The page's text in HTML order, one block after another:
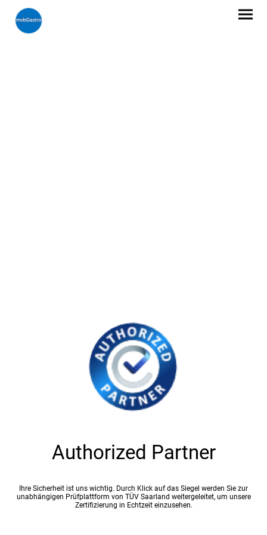
Authorized Partner
Ihre Sicherheit ist uns wichtig. Durch Klick auf das Siegel werden Sie zur
unabhängigen Prüfplattform von TÜV Saarland weitergeleitet, um unsere
Zertifizierung in Echtzeit einzusehen.